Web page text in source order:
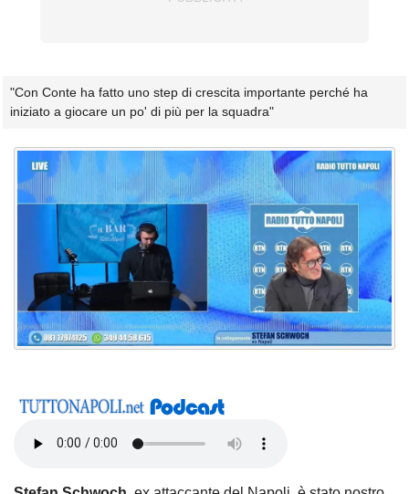
"Con Conte ha fatto uno step di crescita importante perché ha
iniziato a giocare un po' di più per la squadra"